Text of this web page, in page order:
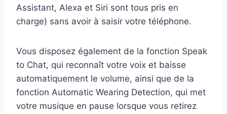
Assistant, Alexa et Siri sont tous pris en
charge) sans avoir à saisir votre téléphone.
Vous disposez également de la fonction Speak
to Chat, qui reconnaît votre voix et baisse
automatiquement le volume, ainsi que de la
fonction Automatic Wearing Detection, qui met
votre musique en pause lorsque vous retirez